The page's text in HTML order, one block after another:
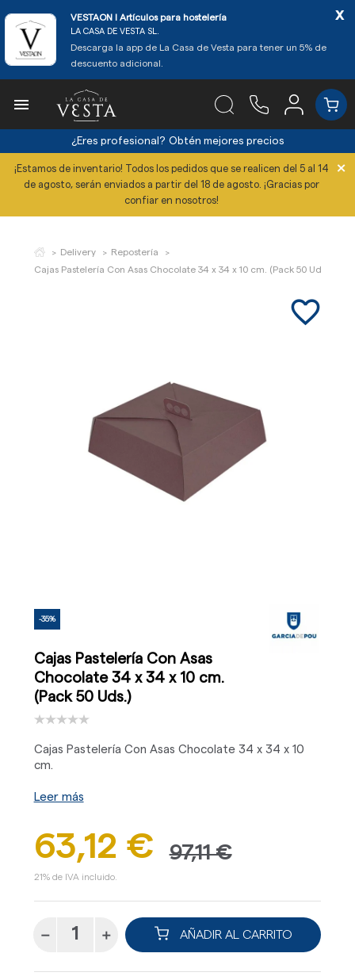
VESTAON l Artículos para hostelería
LA CASA DE VESTA SL.
Descarga la app de La Casa de Vesta para tener un 5% de
descuento adicional.
x

¿Eres profesional? Obtén mejores precios
¡Estamos de inventario! Todos los pedidos que se realicen del 5 al 14
de agosto, serán enviados a partir del 18 de agosto. ¡Gracias por
confiar en nosotros!
×
Delivery
Repostería
Cajas Pastelería Con Asas Chocolate 34 x 34 x 10 cm. (Pack 50 Uds.)
favorite_border
-35%
Cajas Pastelería Con Asas
Chocolate 34 x 34 x 10 cm.
(Pack 50 Uds.)
Cajas Pastelería Con Asas Chocolate 34 x 34 x 10
cm.
Leer más
63,12 € 97,11 €
21% de IVA incluido.
AÑADIR AL CARRITO